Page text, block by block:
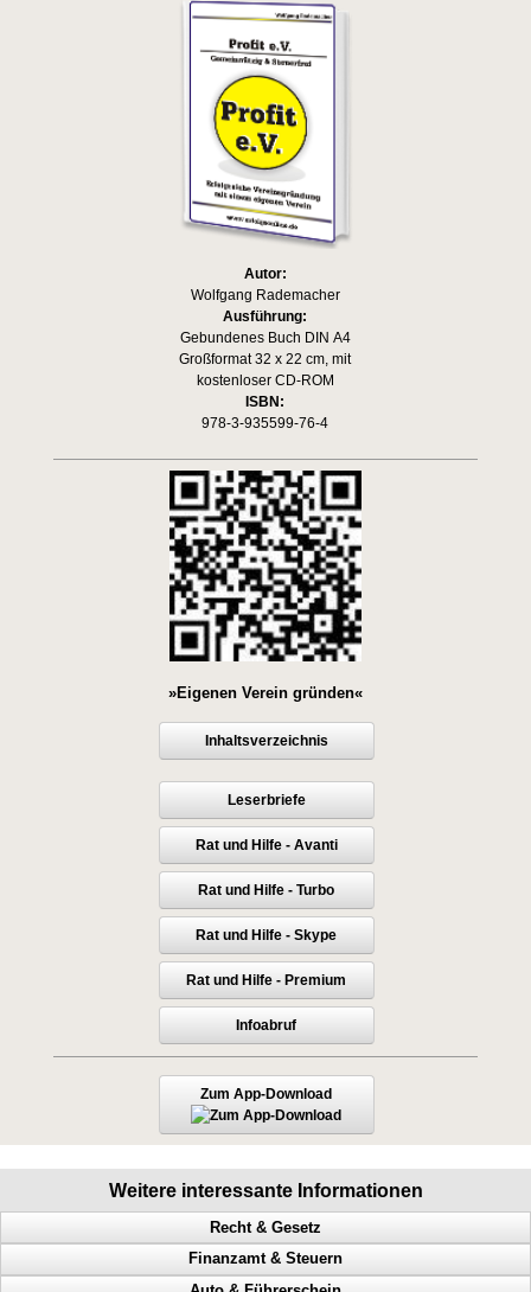
Autor:
Wolfgang Rademacher
Ausführung:
Gebundenes Buch DIN A4
Großformat 32 x 22 cm, mit
kostenloser CD-ROM
ISBN:
978-3-935599-76-4
»Eigenen Verein gründen«
Inhaltsverzeichnis
Leserbriefe
Rat und Hilfe - Avanti
Rat und Hilfe - Turbo
Rat und Hilfe - Skype
Rat und Hilfe - Premium
Infoabruf
Zum App-Download
Weitere interessante Informationen
Recht & Gesetz
Prozess, Gericht, Fehlentscheidungen, Richter
Finanzamt & Steuern